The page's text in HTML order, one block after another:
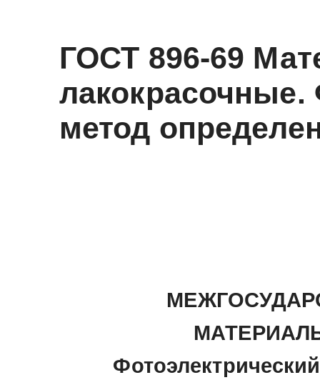
ГОСТ 896-69
лакокрасочные.
метод